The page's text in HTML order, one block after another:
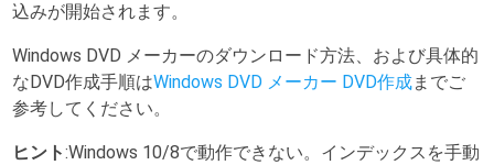
込みが開始されます。
Windows DVD メーカーのダウンロード方法、および具体的
なDVD作成手順はWindows DVD メーカー DVD作成までご
参考してください。
ヒント:Windows 10/8で動作できない。インデックスを手動